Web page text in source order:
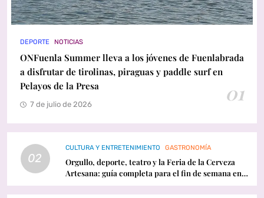
DEPORTE NOTICIAS
ONFuenla Summer lleva a los jóvenes de Fuenlabrada
a disfrutar de tirolinas, piraguas y paddle surf en
Pelayos de la Presa
01
7 de julio de 2026
02
CULTURA Y ENTRETENIMIENTO GASTRONOMÍA
Orgullo, deporte, teatro y la Feria de la Cerveza
Artesana: guía completa para el fin de semana en
Fuenlabrada